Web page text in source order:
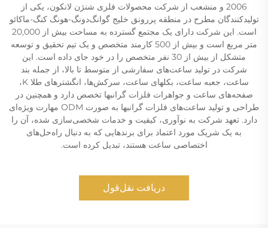
2006 و منشعب از شرکت محصولات فلزی شنژن لانکون، یکی از
تولیدکنندگان مطرح در منطقه پررونق خلیج گوانگ‌دونگ-هونگ کنگ-ماکائو
است. این شرکت دارای یک مجتمع گسترده به مساحت بیش از 20,000
متر مربع است و بیش از 500 کارمند متخصص و یک تیم تحقیق و توسعه
متشکل از بیش از 30 نفر متخصص را در خود جای داده است. این
شرکت در تولید ساعت‌های سفارشی از متوسط تا بالا، از جمله بند
ساعت، جعبه ساعت، بکلهای ساعت، سرکش‌ها، انگشترهای طلا K،
صفحه‌های ساعت و جواهرات فلزات گرانبها تخصص دارد و همچنین در
طراحی و تولید ساعت‌های فلزات گرانبها به صورت ODM مهارت ویژه‌ای
دارد. تعهد شرکت به نوآوری، کیفیت و خدمات شخصی‌سازی شده، آن را
به یک شریک مورد اعتماد برای برندهایی که به دنبال راه‌حل‌های
اختصاصی ساعت هستند، تبدیل کرده است.
دریافت نقل‌قول